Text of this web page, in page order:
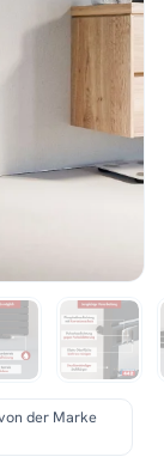
der Marke